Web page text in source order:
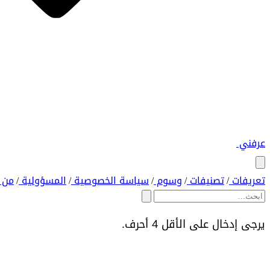
عرفني
تعريفات/ تصنيفات/ وسوم/ سياسة الخصوصية/ المسؤولية/
يرجى إدخال على الأقل 4 أحرف.